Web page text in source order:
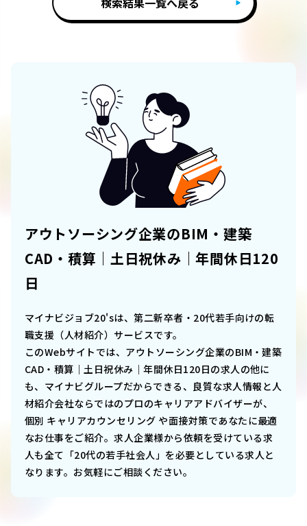
アウトソーシング企業のBIM・建築
CAD・積算｜土日祝休み｜年間休日120
日
マイナビジョブ20'sは、第二新卒者・20代若手向けの転
職支援（人材紹介）サービスです。
このWebサイトでは、 アウトソーシング企業のBIM・建築
CAD・積算｜土日祝休み｜年間休日120日の求人の他に
も、マイナビグループだからできる、良質な求人情報と人
材紹介会社ならではのプロのキャリアアドバイザーが、
個別 キャリアカウンセリング や面接対策であなたに最適
なお仕事をご紹介。求人企業様から依頼を受けている求
人も全て「20代の若手社会人」を必要としている求人と
なります。お気軽にご相談ください。